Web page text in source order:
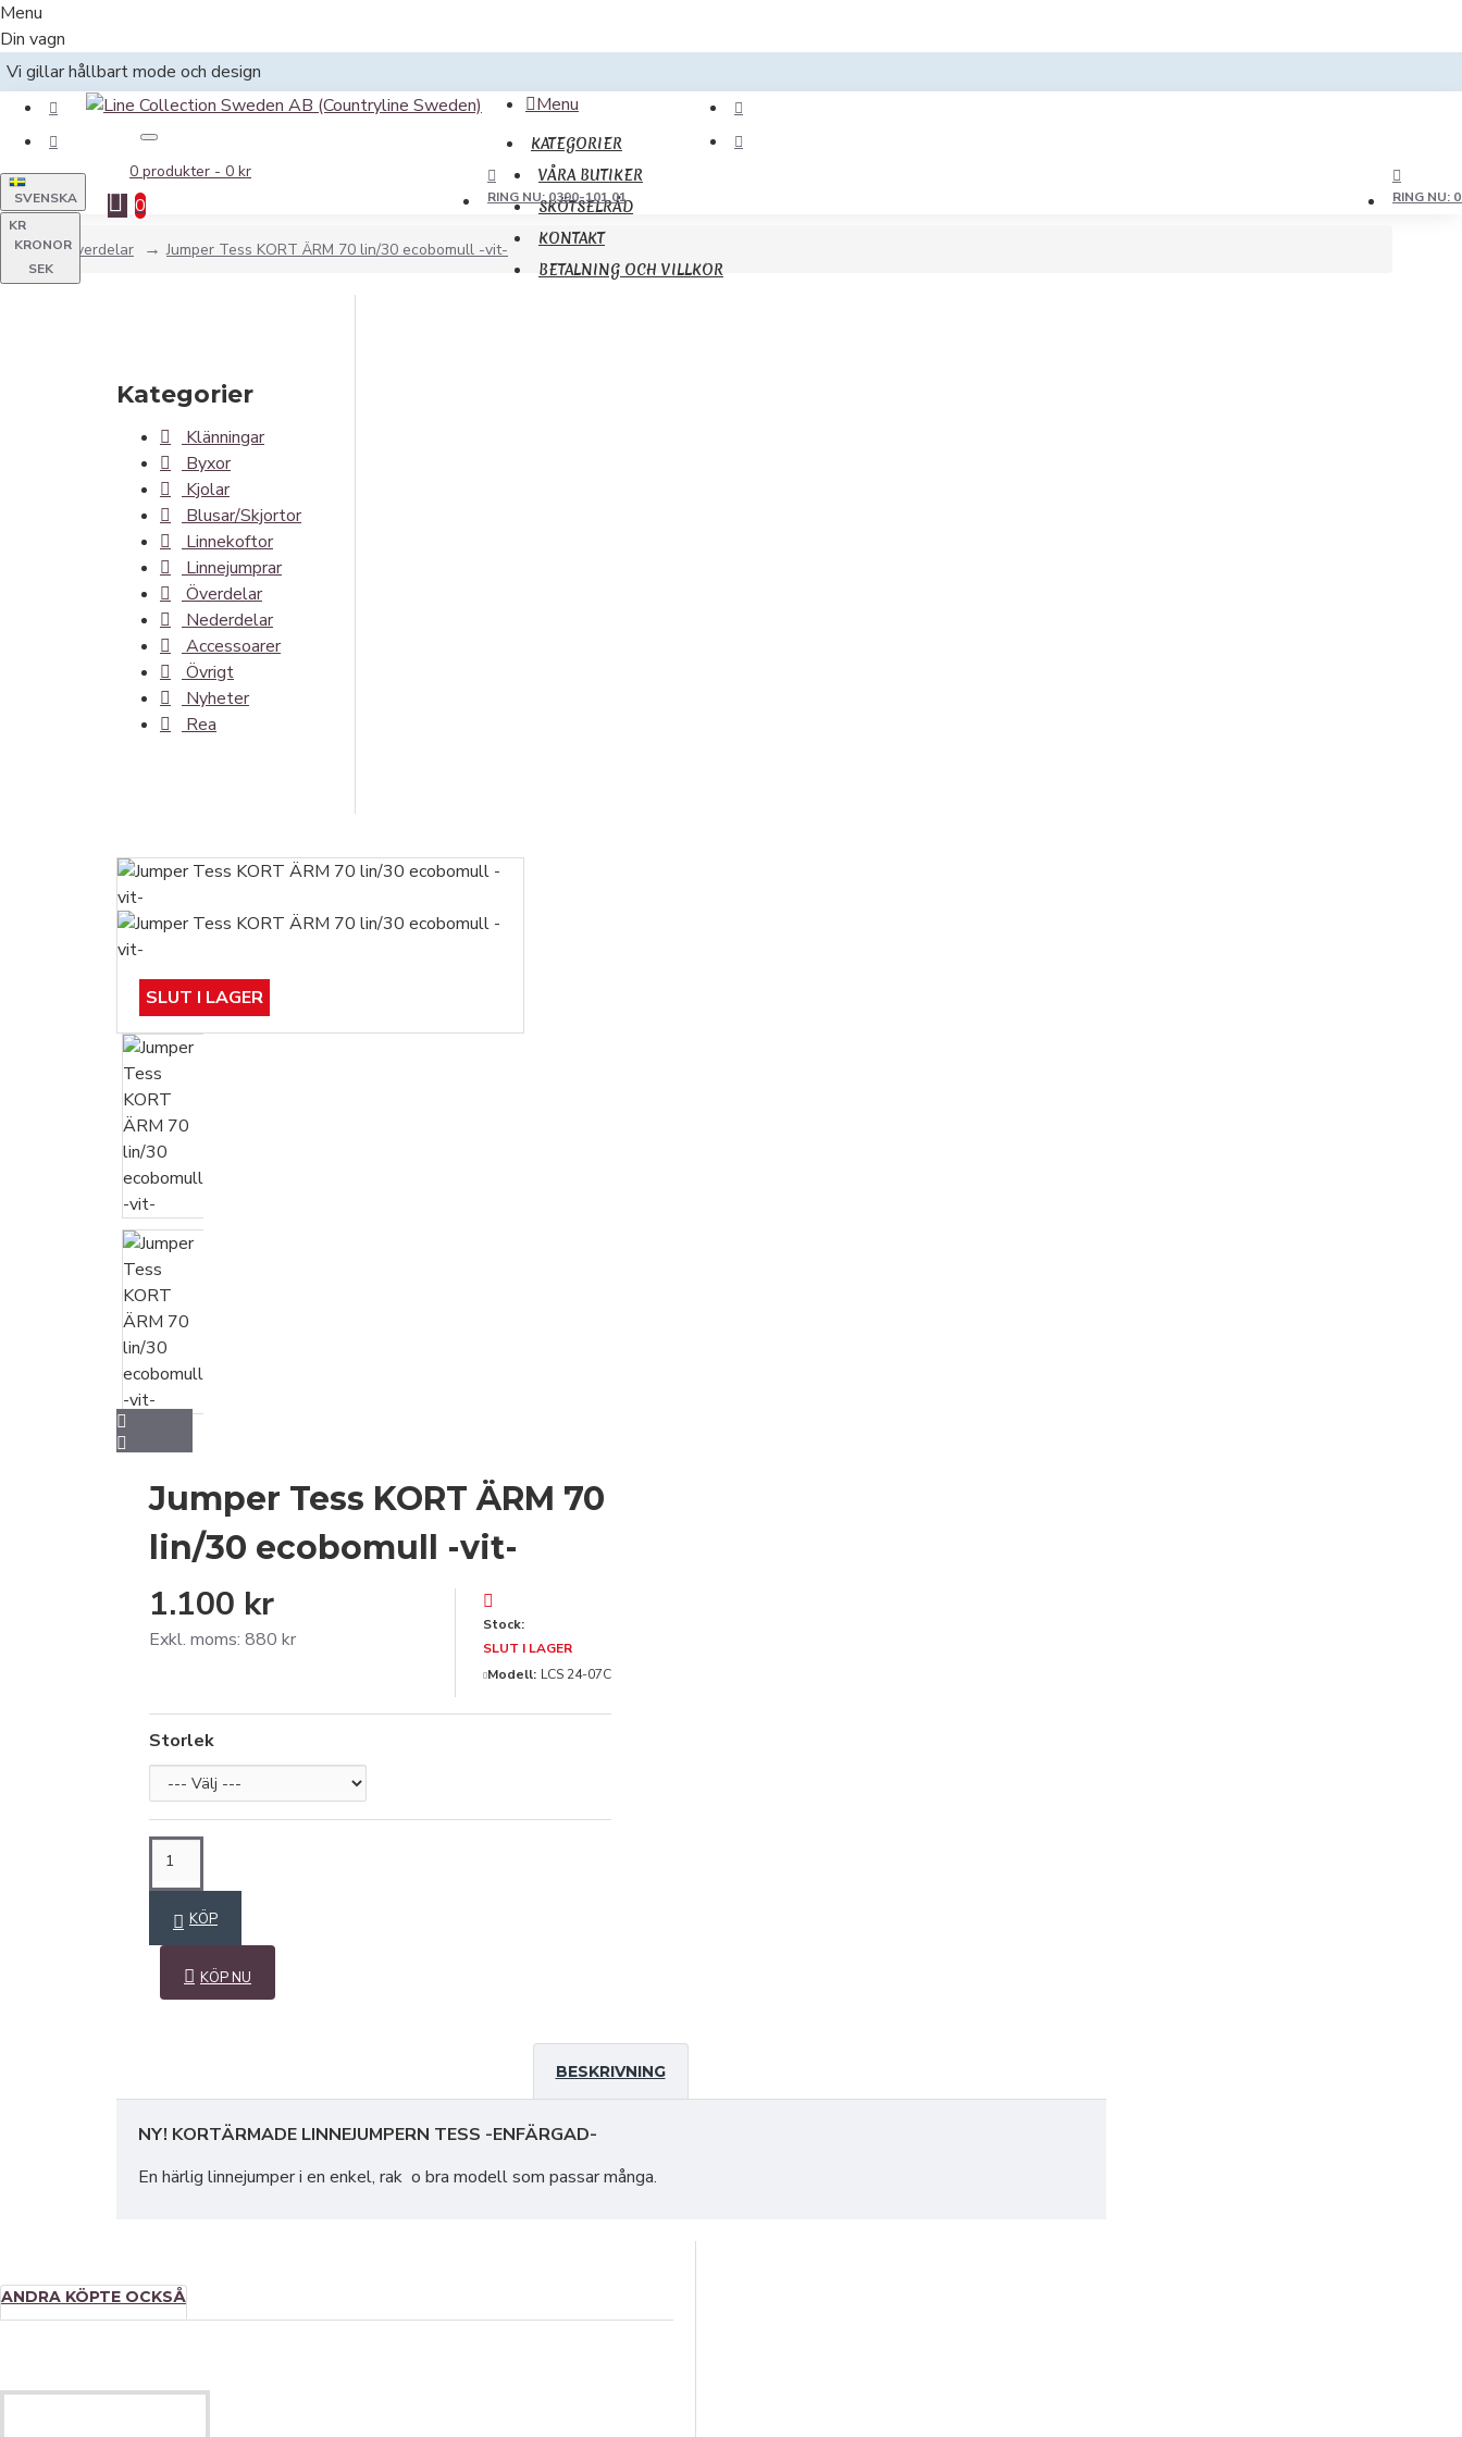
Menu
Din vagn
Vi gillar hållbart mode och design
RING NU:
SVENSKA
KR
KRONOR
SEK
0 produkter - 0 kr
0
Menu
KATEGORIER
VÅRA BUTIKER
SKÖTSELRÅD
KONTAKT
BETALNING OCH VILLKOR
RING NU: 0390-101 01
Hem Överdelar Jumper Tess KORT ÄRM 70 lin/30 ecobomull -vit-
Kategorier
Klänningar
Byxor
Kjolar
Blusar/Skjortor
Linnekoftor
Linnejumprar
Överdelar
Nederdelar
Accessoarer
Övrigt
Nyheter
Rea
SLUT I LAGER
Jumper Tess KORT ÄRM 70
lin/30 ecobomull -vit-
1.100 kr
Exkl. moms: 880 kr
Stock:
SLUT I LAGER
Modell: LCS 24-07C
Storlek
KÖP
KÖP NU
BESKRIVNING
NY! KORTÄRMADE LINNEJUMPERN TESS -ENFÄRGAD-
En härlig linnejumper i en enkel, rak o bra modell som passar många.
- längre bak än fram
Storlekar: XS-XXL (du kan beställa XXXL, kostar inget extra)
ANDRA KÖPTE OCKSÅ